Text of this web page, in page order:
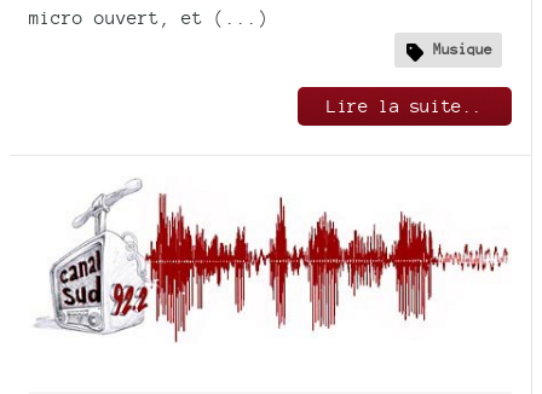
micro ouvert, et (...)
Musique
Lire la suite..